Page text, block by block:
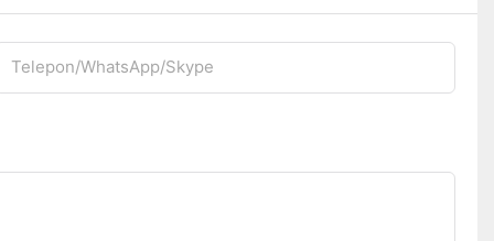
Telepon/WhatsApp/Skype